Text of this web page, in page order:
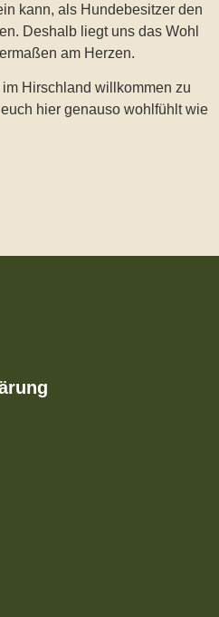
kann, als Hundebesitzer den
Deshalb liegt uns das Wohl
am Herzen.
Hirschland willkommen zu
hier genauso wohlfühlt wie